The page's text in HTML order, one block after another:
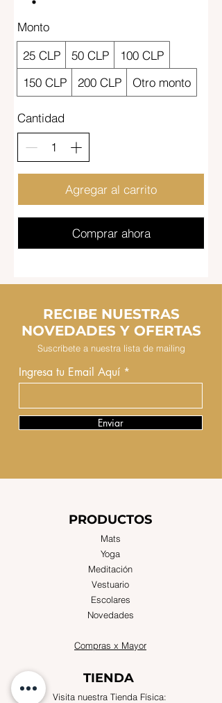
Monto
25 CLP
50 CLP
100 CLP
150 CLP
200 CLP Otro monto
Cantidad
Agregar al carrito
Comprar ahora
RECIBE NUESTRAS
NOVEDADES Y OFERTAS
Suscríbete a nuestra lista de mailing
Ingresa tu Email Aquí
Enviar
PRODUCTOS
Mats
Yoga
Meditación
Vestuario
Escolares
Novedades
Compras x Mayor
TIENDA
Visita nuestra Tienda Física: